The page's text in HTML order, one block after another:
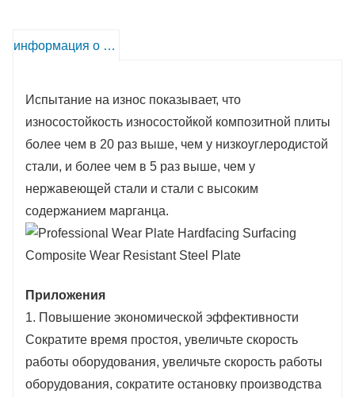
информация о продукте
Испытание на износ показывает, что
износостойкость износостойкой композитной плиты
более чем в 20 раз выше, чем у низкоуглеродистой
стали, и более чем в 5 раз выше, чем у
нержавеющей стали и стали с высоким
содержанием марганца.
Приложения
1. Повышение экономической эффективности
Сократите время простоя, увеличьте скорость
работы оборудования, увеличьте скорость работы
оборудования, сократите остановку производства